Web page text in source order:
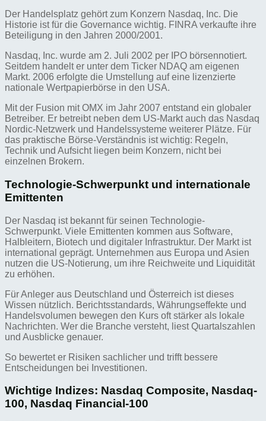
Der Handelsplatz gehört zum Konzern Nasdaq, Inc. Die
Historie ist für die Governance wichtig. FINRA verkaufte ihre
Beteiligung in den Jahren 2000/2001.
Nasdaq, Inc. wurde am 2. Juli 2002 per IPO börsennotiert.
Seitdem handelt er unter dem Ticker NDAQ am eigenen
Markt. 2006 erfolgte die Umstellung auf eine lizenzierte
nationale Wertpapierbörse in den USA.
Mit der Fusion mit OMX im Jahr 2007 entstand ein globaler
Betreiber. Er betreibt neben dem US-Markt auch das Nasdaq
Nordic-Netzwerk und Handelssysteme weiterer Plätze. Für
das praktische Börse-Verständnis ist wichtig: Regeln,
Technik und Aufsicht liegen beim Konzern, nicht bei
einzelnen Brokern.
Technologie-Schwerpunkt und internationale
Emittenten
Der Nasdaq ist bekannt für seinen Technologie-
Schwerpunkt. Viele Emittenten kommen aus Software,
Halbleitern, Biotech und digitaler Infrastruktur. Der Markt ist
international geprägt. Unternehmen aus Europa und Asien
nutzen die US-Notierung, um ihre Reichweite und Liquidität
zu erhöhen.
Für Anleger aus Deutschland und Österreich ist dieses
Wissen nützlich. Berichtsstandards, Währungseffekte und
Handelsvolumen bewegen den Kurs oft stärker als lokale
Nachrichten. Wer die Branche versteht, liest Quartalszahlen
und Ausblicke genauer.
So bewertet er Risiken sachlicher und trifft bessere
Entscheidungen bei Investitionen.
Wichtige Indizes: Nasdaq Composite, Nasdaq-
100, Nasdaq Financial-100